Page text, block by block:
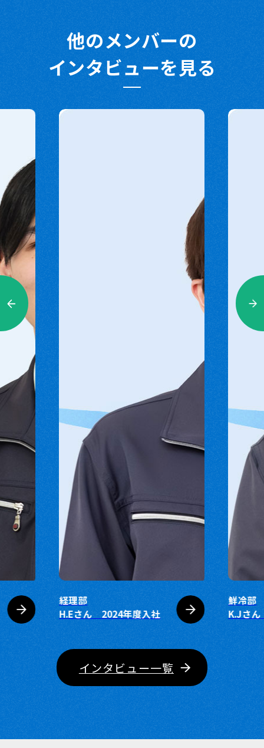
他のメンバーの
インタビューを見る
経理部
H.Eさん 2024年度入社
鮮冷部
K.Jさ
インタビュー一覧